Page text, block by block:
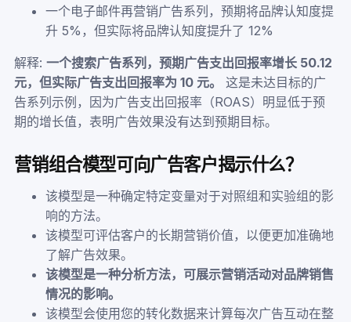
一个电子邮件再营销广告系列，预期将品牌认知度提
升 5%，但实际将品牌认知度提升了 12%
解释:一个搜索广告系列，预期广告支出回报率增长 50.12
元，但实际广告支出回报率为 10 元。
这是未达目标的广
告系列示例，因为广告支出回报率（ROAS）明显低于预
期的增长值，表明广告效果没有达到预期目标。
营销组合模型可向广告客户揭示什么？
该模型是一种确定特定变量对于对照组和实验组的影
响的方法。
该模型可评估客户的长期营销价值，以便更加准确地
了解广告效果。
该模型是一种分析方法，可展示营销活动对品牌销售
情况的影响。
该模型会使用您的转化数据来计算每次广告互动在整